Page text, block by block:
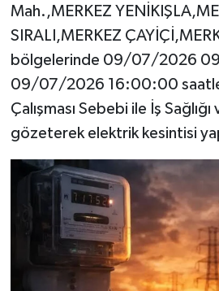
Mah.,MERKEZ
SIRALI,MERKEZ
bölgelerinde 09/07/2026
09/07/2026 16:00:00 saatleri
Çalışması Sebebi ile İş
gözeterek elektrik kesintisi